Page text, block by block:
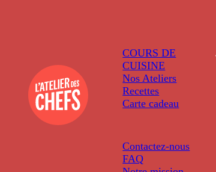
COURS DE
CUISINE
Nos Ateliers
Recettes
Carte cadeau
Contactez-nous
FAQ